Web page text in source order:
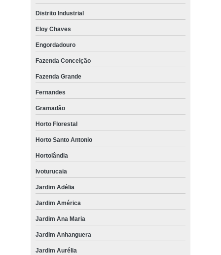
Distrito Industrial
Eloy Chaves
Engordadouro
Fazenda Conceição
Fazenda Grande
Fernandes
Gramadão
Horto Florestal
Horto Santo Antonio
Hortolândia
Ivoturucaia
Jardim Adélia
Jardim América
Jardim Ana Maria
Jardim Anhanguera
Jardim Aurélia